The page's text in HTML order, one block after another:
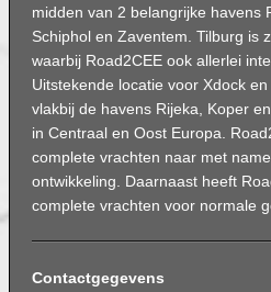
midden van 2 belangrijke havens
Schiphol en Zaventem. Tilburg is
waarbij Road2CEE ook allerlei
Uitstekende locatie voor Xdock
vlakbij de havens Rijeka, Koper
in Centraal en Oost Europa.
complete vrachten naar met
ontwikkeling. Daarnaast heeft
complete vrachten voor normale
Contactgegevens